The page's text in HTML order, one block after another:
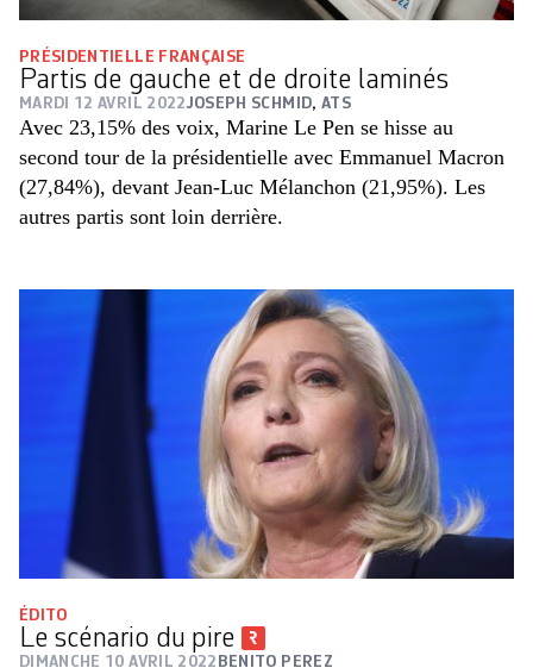
PRÉSIDENTIELLE FRANÇAISE
Partis de gauche et de droite laminés
MARDI 12 AVRIL 2022JOSEPH SCHMID, ATS
Avec 23,15% des voix, Marine Le Pen se hisse au
second tour de la présidentielle avec Emmanuel Macron
(27,84%), devant Jean-Luc Mélanchon (21,95%). Les
autres partis sont loin derrière.
ÉDITO
Le scénario du pire
DIMANCHE 10 AVRIL 2022 BENITO PEREZ